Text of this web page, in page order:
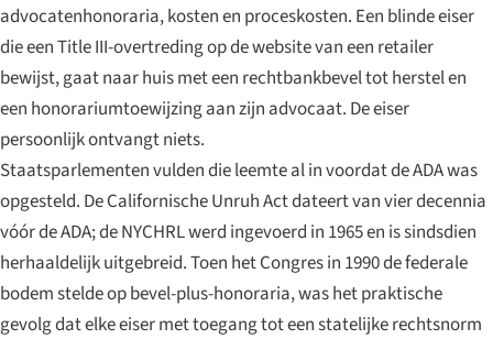
advocatenhonoraria, kosten en proceskosten. Een blinde eiser
die een Title III-overtreding op de website van een retailer
bewijst, gaat naar huis met een rechtbankbevel tot herstel en
een honorariumtoewijzing aan zijn advocaat. De eiser
persoonlijk ontvangt niets.
Staatsparlementen vulden die leemte al in voordat de ADA was
opgesteld. De Californische Unruh Act dateert van vier decennia
vóór de ADA; de NYCHRL werd ingevoerd in 1965 en is sindsdien
herhaaldelijk uitgebreid. Toen het Congres in 1990 de federale
bodem stelde op bevel-plus-honoraria, was het praktische
gevolg dat elke eiser met toegang tot een statelijke rechtsnorm